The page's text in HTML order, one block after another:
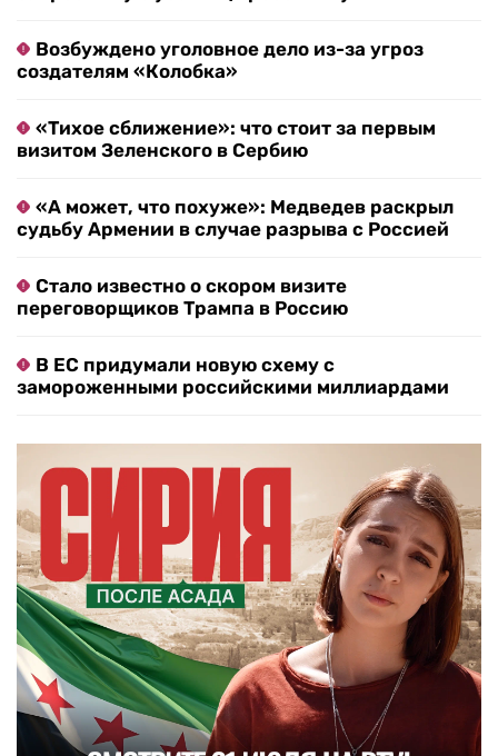
Возбуждено уголовное дело из-за угроз
создателям «Колобка»
«Тихое сближение»: что стоит за первым
визитом Зеленского в Сербию
«А может, что похуже»: Медведев раскрыл
судьбу Армении в случае разрыва с Россией
Стало известно о скором визите
переговорщиков Трампа в Россию
В ЕС придумали новую схему с
замороженными российскими миллиардами